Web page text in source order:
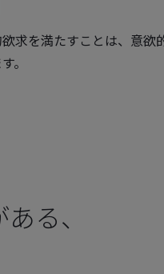
求を満たすことは、意欲
。
る、